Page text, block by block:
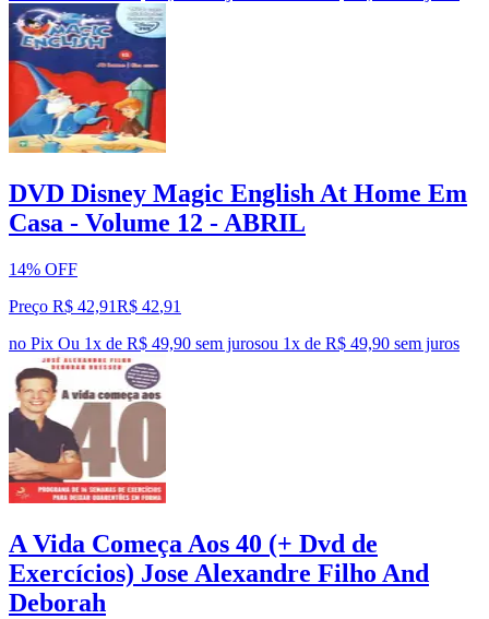
DVD Disney Magic English At Home Em
Casa - Volume 12 - ABRIL
14% OFF
Preço R$ 42,91R$ 42,91
no Pix Ou 1x de R$ 49,90 sem jurosou 1x de R$ 49,90 sem juros
A Vida Começa Aos 40 (+ Dvd de
Exercícios) Jose Alexandre Filho And
Deborah